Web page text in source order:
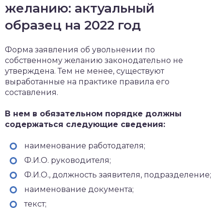
желанию: актуальный
образец на 2022 год
Форма заявления об увольнении по
собственному желанию законодательно не
утверждена. Тем не менее, существуют
выработанные на практике правила его
составления.
В нем в обязательном порядке должны
содержаться следующие сведения:
наименование работодателя;
Ф.И.О. руководителя;
Ф.И.О., должность заявителя, подразделение;
наименование документа;
текст;